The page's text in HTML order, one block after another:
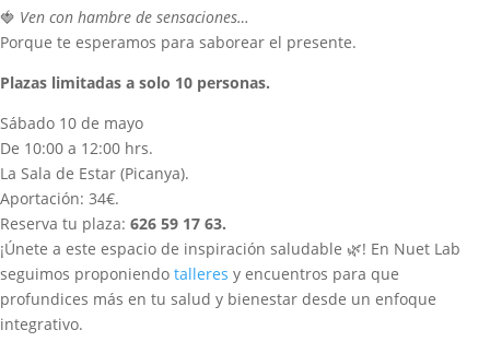
🍓 Ven con hambre de sensaciones…
Porque te esperamos para saborear el presente.
Plazas limitadas a solo 10 personas.
Sábado 10 de mayo
De 10:00 a 12:00 hrs.
La Sala de Estar (Picanya).
Aportación: 34€.
Reserva tu plaza: 626 59 17 63.
¡Únete a este espacio de inspiración saludable 🌿! En Nuet Lab
seguimos proponiendo talleres y encuentros para que
profundices más en tu salud y bienestar desde un enfoque
integrativo.